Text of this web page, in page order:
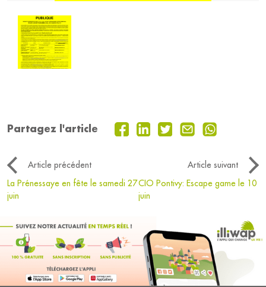
Partagez l'article
Article précédent
Article suivant
La Prénessaye en fête le samedi 27
juin
CIO Pontivy: Escape game le 10
juin